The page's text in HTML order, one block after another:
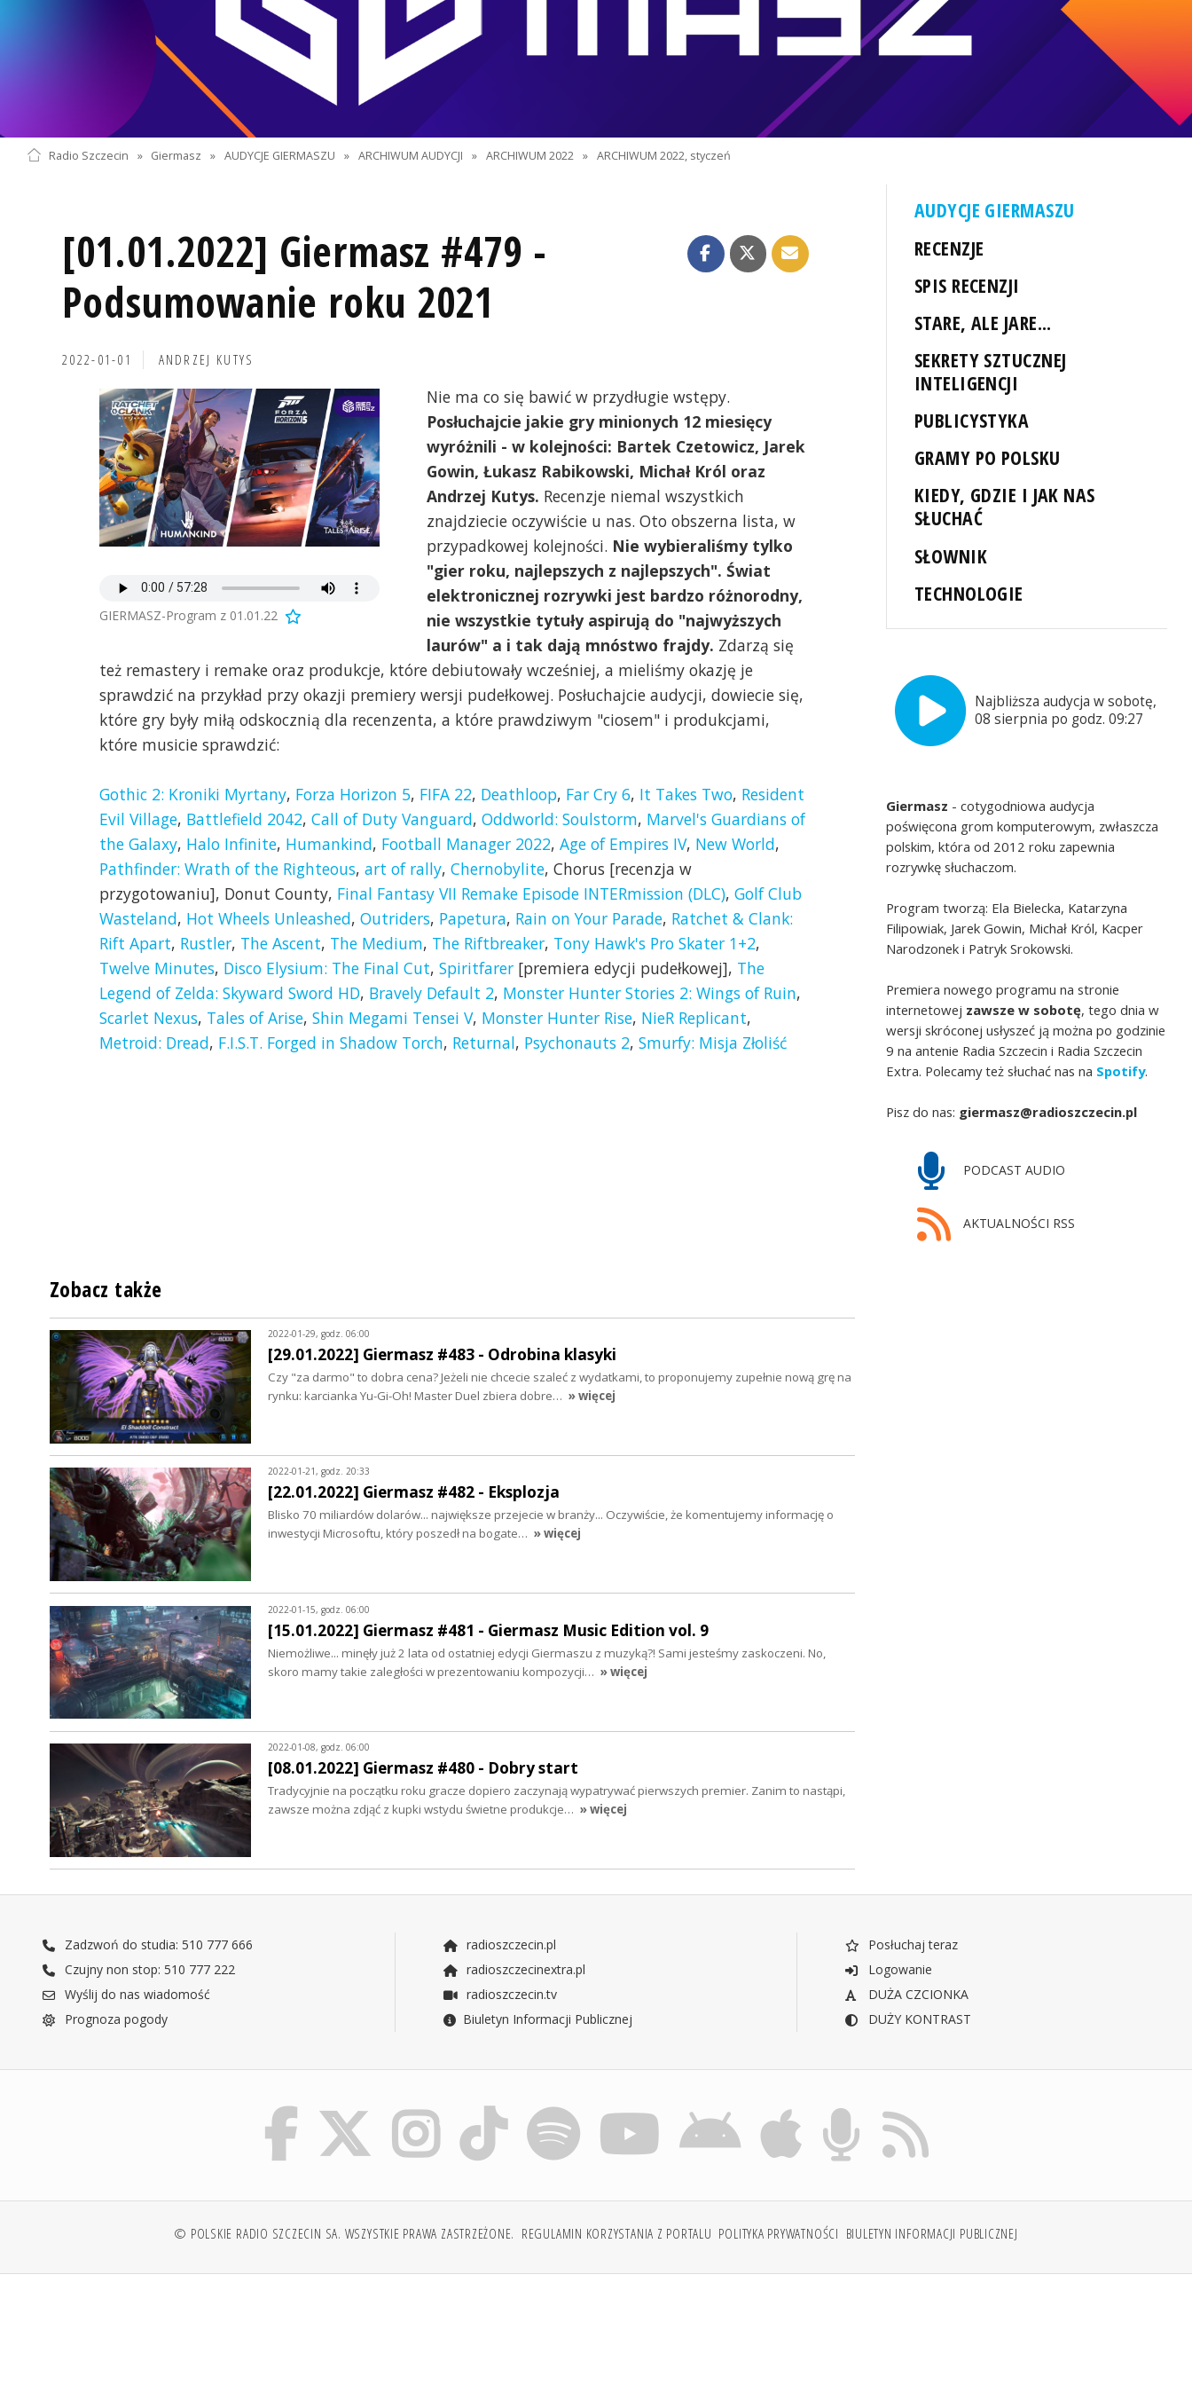
Radio Szczecin » Giermasz » AUDYCJE GIERMASZU » ARCHIWUM AUDYCJI » ARCHIWUM 2022 » ARCHIWUM 2022, styczeń
[01.01.2022] Giermasz #479 -
Podsumowanie roku 2021
2022-01-01 ANDRZEJ KUTYS
GIERMASZ-Program z 01.01.22
Nie ma co się bawić w przydługie wstępy.
Posłuchajcie jakie gry minionych 12 miesięcy
wyróżnili - w kolejności: Bartek Czetowicz, Jarek
Gowin, Łukasz Rabikowski, Michał Król oraz
Andrzej Kutys. Recenzje niemal wszystkich
znajdziecie oczywiście u nas. Oto obszerna lista, w
przypadkowej kolejności. Nie wybieraliśmy tylko
"gier roku, najlepszych z najlepszych". Świat
elektronicznej rozrywki jest bardzo różnorodny,
nie wszystkie tytuły aspirują do "najwyższych
laurów" a i tak dają mnóstwo frajdy. Zdarzą się
też remastery i remake oraz produkcje, które debiutowały wcześniej, a mieliśmy okazję je
sprawdzić na przykład przy okazji premiery wersji pudełkowej. Posłuchajcie audycji, dowiecie się,
które gry były miłą odskocznią dla recenzenta, a które prawdziwym "ciosem" i produkcjami,
które musicie sprawdzić:
Gothic 2: Kroniki Myrtany, Forza Horizon 5, FIFA 22, Deathloop, Far Cry 6, It Takes Two, Resident
Evil Village, Battlefield 2042, Call of Duty Vanguard, Oddworld: Soulstorm, Marvel's Guardians of
the Galaxy, Halo Infinite, Humankind, Football Manager 2022, Age of Empires IV, New World,
Pathfinder: Wrath of the Righteous, art of rally, Chernobylite, Chorus [recenzja w
przygotowaniu], Donut County, Final Fantasy VII Remake Episode INTERmission (DLC), Golf Club
Wasteland, Hot Wheels Unleashed, Outriders, Papetura, Rain on Your Parade, Ratchet & Clank:
Rift Apart, Rustler, The Ascent, The Medium, The Riftbreaker, Tony Hawk's Pro Skater 1+2,
Twelve Minutes, Disco Elysium: The Final Cut, Spiritfarer [premiera edycji pudełkowej], The
Legend of Zelda: Skyward Sword HD, Bravely Default 2, Monster Hunter Stories 2: Wings of Ruin,
Scarlet Nexus, Tales of Arise, Shin Megami Tensei V, Monster Hunter Rise, NieR Replicant,
Metroid: Dread, F.I.S.T. Forged in Shadow Torch, Returnal, Psychonauts 2, Smurfy: Misja Złoliść
AUDYCJE GIERMASZU
RECENZJE
SPIS RECENZJI
STARE, ALE JARE...
SEKRETY SZTUCZNEJ
INTELIGENCJI
PUBLICYSTYKA
GRAMY PO POLSKU
KIEDY, GDZIE I JAK NAS
SŁUCHAĆ
SŁOWNIK
TECHNOLOGIE
Najbliższa audycja w sobotę,
08 sierpnia po godz. 09:27
Giermasz - cotygodniowa audycja
poświęcona grom komputerowym, zwłaszcza
polskim, która od 2012 roku zapewnia
rozrywkę słuchaczom.
Program tworzą: Ela Bielecka, Katarzyna
Filipowiak, Jarek Gowin, Michał Król, Kacper
Narodzonek i Patryk Srokowski.
Premiera nowego programu na stronie
internetowej zawsze w sobotę, tego dnia w
wersji skróconej usłyszeć ją można po godzinie
9 na antenie Radia Szczecin i Radia Szczecin
Extra. Polecamy też słuchać nas na Spotify.
Pisz do nas: giermasz@radioszczecin.pl
PODCAST AUDIO
AKTUALNOŚCI RSS
Zobacz także
2022-01-29, godz. 06:00
[29.01.2022] Giermasz #483 - Odrobina klasyki
Czy "za darmo" to dobra cena? Jeżeli nie chcecie szaleć z wydatkami, to proponujemy zupełnie nową grę na
rynku: karcianka Yu-Gi-Oh! Master Duel zbiera dobre… » więcej
2022-01-21, godz. 20:33
[22.01.2022] Giermasz #482 - Eksplozja
Blisko 70 miliardów dolarów... największe przejecie w branży... Oczywiście, że komentujemy informację o
inwestycji Microsoftu, który poszedł na bogate… » więcej
2022-01-15, godz. 06:00
[15.01.2022] Giermasz #481 - Giermasz Music Edition vol. 9
Niemożliwe... minęły już 2 lata od ostatniej edycji Giermaszu z muzyką?! Sami jesteśmy zaskoczeni. No,
skoro mamy takie zaległości w prezentowaniu kompozycji… » więcej
2022-01-08, godz. 06:00
[08.01.2022] Giermasz #480 - Dobry start
Tradycyjnie na początku roku gracze dopiero zaczynają wypatrywać pierwszych premier. Zanim to nastąpi,
zawsze można zdjąć z kupki wstydu świetne produkcje… » więcej
Zadzwoń do studia: 510 777 666
Czujny non stop: 510 777 222
Wyślij do nas wiadomość
Prognoza pogody
radioszczecin.pl
radioszczecinextra.pl
radioszczecin.tv
Biuletyn Informacji Publicznej
Posłuchaj teraz
Logowanie
DUŻA CZCIONKA
DUŻY KONTRAST
© POLSKIE RADIO SZCZECIN SA. WSZYSTKIE PRAWA ZASTRZEŻONE. REGULAMIN KORZYSTANIA Z PORTALU POLITYKA PRYWATNOŚCI BIULETYN INFORMACJI PUBLICZNEJ